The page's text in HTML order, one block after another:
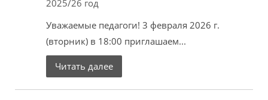
2025/26 год
Уважаемые педагоги! 3 февраля 2026 г.
(вторник) в 18:00 приглашаем...
Читать далее